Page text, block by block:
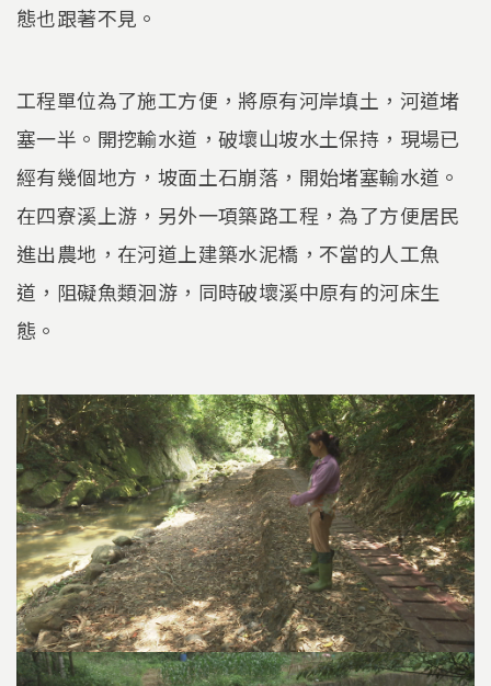
態也跟著不見。
工程單位為了施工方便，將原有河岸填土，河道堵
塞一半。開挖輸水道，破壞山坡水土保持，現場已
經有幾個地方，坡面土石崩落，開始堵塞輸水道。
在四寮溪上游，另外一項築路工程，為了方便居民
進出農地，在河道上建築水泥橋，不當的人工魚
道，阻礙魚類洄游，同時破壞溪中原有的河床生
態。